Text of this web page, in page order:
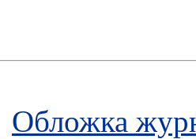
Обложка